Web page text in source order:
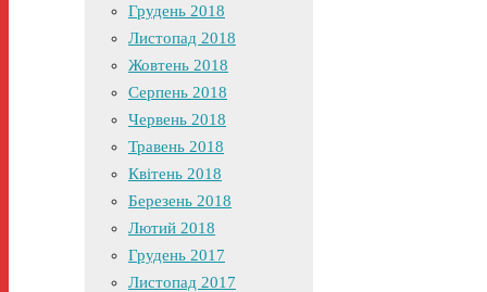
Грудень 2018
Листопад 2018
Жовтень 2018
Серпень 2018
Червень 2018
Травень 2018
Квітень 2018
Березень 2018
Лютий 2018
Грудень 2017
Листопад 2017